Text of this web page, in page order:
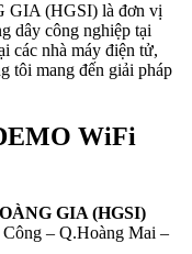
GIA (HGSI) là đơn vị
dây công nghiệp tại
các nhà máy điện tử,
tôi mang đến giải pháp
WiFi
GIA (HGSI)
– Q.Hoàng Mai –